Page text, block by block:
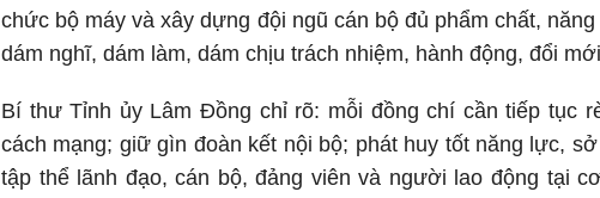
chức bộ máy và xây dựng đội ngũ cán bộ đủ phẩm chất,
dám nghĩ, dám làm, dám chịu trách nhiệm, hành động, đổi
Bí thư Tỉnh ủy Lâm Đồng chỉ rõ: mỗi đồng chí cần tiếp tục
cách mạng; giữ gìn đoàn kết nội bộ; phát huy tốt năng lực,
tập thể lãnh đạo, cán bộ, đảng viên và người lao động tại